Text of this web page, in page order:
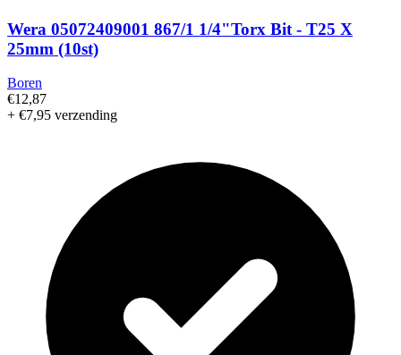
Wera 05072409001 867/1 1/4"Torx Bit - T25 X
25mm (10st)
Boren
€12,87
+ €7,95 verzending